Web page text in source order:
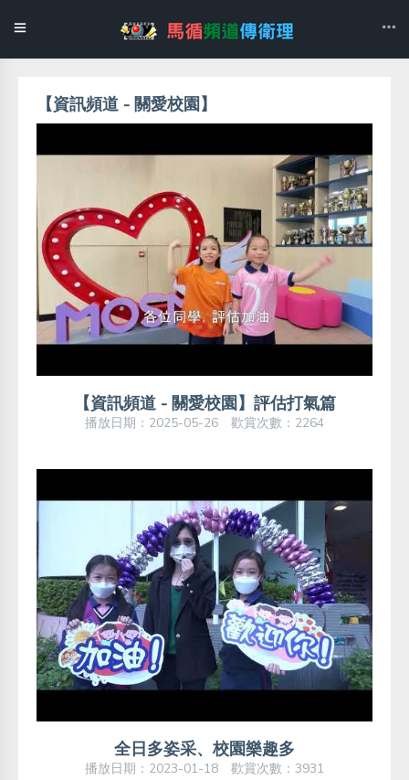
【資訊頻道 - 關愛校園】
【資訊頻道 - 關愛校園】評估打氣篇
播放日期：2025-05-26 歡賞次數：2264
全日多姿采、校園樂趣多
播放日期：2023-01-18 歡賞次數：3931